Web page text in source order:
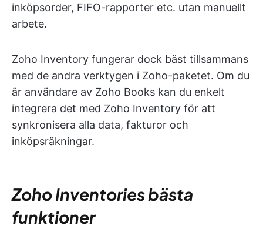
inköpsorder, FIFO-rapporter etc. utan manuellt
arbete.
Zoho Inventory fungerar dock bäst tillsammans
med de andra verktygen i Zoho-paketet. Om du
är användare av Zoho Books kan du enkelt
integrera det med Zoho Inventory för att
synkronisera alla data, fakturor och
inköpsräkningar.
Zoho Inventories bästa
funktioner